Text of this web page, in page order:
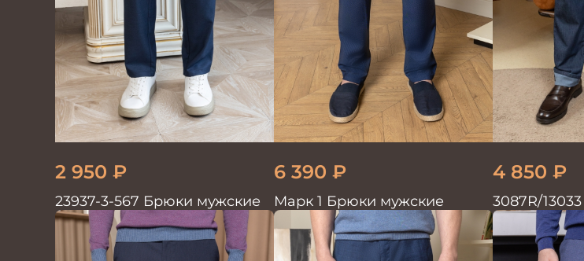
2 950 ₽
23937-3-567 Брюки мужские
6 390 ₽
Марк 1 Брюки мужские
4 850 ₽
3087R/
мужские